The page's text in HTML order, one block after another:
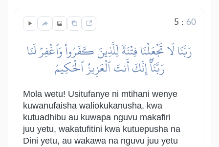
5 :60
رَبَّنَا لَا تَجۡعَلۡنَا فِتۡنَةٗ لِّلَّذِينَ كَفَرُواْ وَٱغۡفِرۡ لَنَا
رَبَّنَآۖ إِنَّكَ أَنتَ ٱلۡعَزِيزُ ٱلۡحَكِيمُ
Mola wetu! Usitufanye ni mtihani wenye
kuwanufaisha waliokukanusha, kwa
kutuadhibu au kuwapa nguvu makafiri
juu yetu, wakatufitini kwa kutuepusha na
Dini yetu, au wakawa na nguvu juu yetu